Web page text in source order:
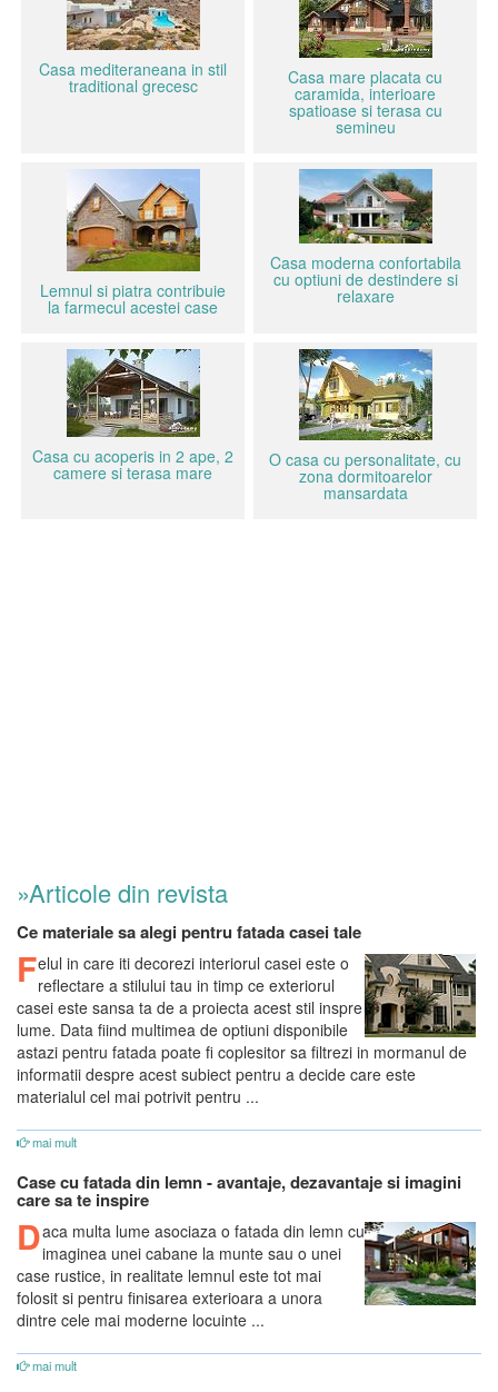
Casa mediteraneana in stil
traditional grecesc Casa mare placata cu
caramida, interioare
spatioase si terasa cu
semineu
Lemnul si piatra contribuie
la farmecul acestei case
Casa moderna confortabila
cu optiuni de destindere si
relaxare
Casa cu acoperis in 2 ape, 2
camere si terasa mare
O casa cu personalitate, cu
zona dormitoarelor
mansardata
»Articole din revista
Ce materiale sa alegi pentru fatada casei tale
Felul in care iti decorezi interiorul casei este o
reflectare a stilului tau in timp ce exteriorul
casei este sansa ta de a proiecta acest stil inspre
lume. Data fiind multimea de optiuni disponibile
astazi pentru fatada poate fi coplesitor sa filtrezi in mormanul de
informatii despre acest subiect pentru a decide care este
materialul cel mai potrivit pentru ...
mai mult
Case cu fatada din lemn - avantaje, dezavantaje si imagini
care sa te inspire
Daca multa lume asociaza o fatada din lemn cu
imaginea unei cabane la munte sau o unei
case rustice, in realitate lemnul este tot mai
folosit si pentru finisarea exterioara a unora
dintre cele mai moderne locuinte ...
mai mult